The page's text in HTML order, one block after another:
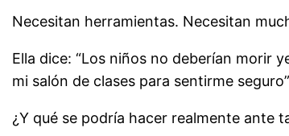
Necesitan herramientas. Necesitan
Ella dice: “Los niños no deberían morir
mi salón de clases para sentirme
¿Y qué se podría hacer realmente ante